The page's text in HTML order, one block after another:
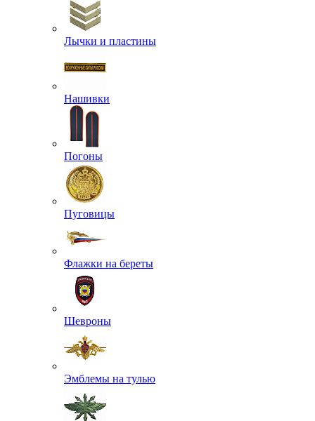
Лычки и пластины
Нашивки
Погоны
Пуговицы
Флажки на береты
Шевроны
Эмблемы на тулью